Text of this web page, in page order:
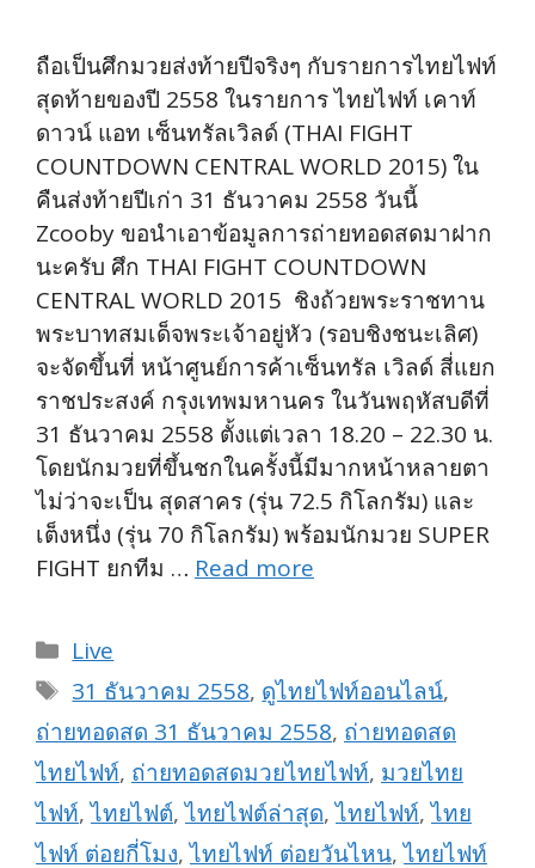
ถือเป็นศึกมวยส่งท้ายปีจริงๆ กับรายการไทยไฟท์
สุดท้ายของปี 2558 ในรายการ ไทยไฟท์ เคาท์
ดาวน์ แอท เซ็นทรัลเวิลด์ (THAI FIGHT
COUNTDOWN CENTRAL WORLD 2015) ใน
คืนส่งท้ายปีเก่า 31 ธันวาคม 2558 วันนี้
Zcooby ขอนำเอาข้อมูลการถ่ายทอดสดมาฝาก
นะครับ ศึก THAI FIGHT COUNTDOWN
CENTRAL WORLD 2015 ชิงถ้วยพระราชทาน
พระบาทสมเด็จพระเจ้าอยู่หัว (รอบชิงชนะเลิศ)
จะจัดขึ้นที่ หน้าศูนย์การค้าเซ็นทรัล เวิลด์ สี่แยก
ราชประสงค์ กรุงเทพมหานคร ในวันพฤหัสบดีที่
31 ธันวาคม 2558 ตั้งแต่เวลา 18.20 – 22.30 น.
โดยนักมวยที่ขึ้นชกในครั้งนี้มีมากหน้าหลายตา
ไม่ว่าจะเป็น สุดสาคร (รุ่น 72.5 กิโลกรัม) และ
เต็งหนึ่ง (รุ่น 70 กิโลกรัม) พร้อมนักมวย SUPER
FIGHT ยกทีม … Read more
Categories
Live
Tags
31 ธันวาคม 2558, ดูไทยไฟท์ออนไลน์,
ถ่ายทอดสด 31 ธันวาคม 2558, ถ่ายทอดสด
ไทยไฟท์, ถ่ายทอดสดมวยไทยไฟท์, มวยไทย
ไฟท์,ไทยไฟต์,ไทยไฟต์ล่าสุด,ไทยไฟท์,ไทย
ไฟท์ ต่อยกี่โมง,ไทยไฟท์ ต่อยวันไหน,ไทยไฟท์